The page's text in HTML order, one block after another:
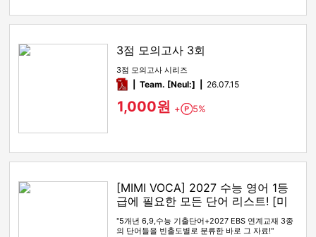
3점 모의고사 3회
3점 모의고사 시리즈
pdfTeam. [Neul:] 26.07.15
1,000원 + Point
5%
[MIMI VOCA] 2027 수능 영어 1등
급에 필요한 모든 단어 리스트! [미
미보카]
"5개년 6,9,수능 기출단어+2027 EBS 연계교재 3종
의 단어들을 빈출도별로 분류한 바로 그 자료!"